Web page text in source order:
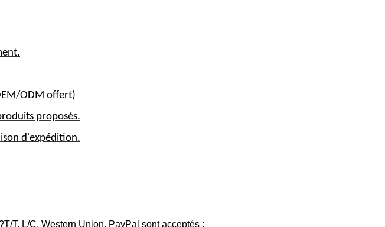
ODM offert)
proposés.
d'expédition.
T, L/C, Western Union, PayPal sont acceptés ;